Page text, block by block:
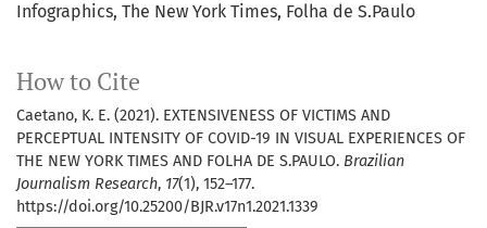
Infographics The New York Times Folha de S.Paulo
How to Cite
Caetano, K. E. (2021). EXTENSIVENESS OF VICTIMS AND
PERCEPTUAL INTENSITY OF COVID-19 IN VISUAL EXPERIENCES OF
THE NEW YORK TIMES AND FOLHA DE S.PAULO. Brazilian
Journalism Research, 17(1), 152–177.
https://doi.org/10.25200/BJR.v17n1.2021.1339